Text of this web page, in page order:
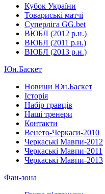
Кубок України
Товариські матчі
Суперліга GG.bet
ВЮБЛ (2012 р.н.)
ВЮБЛ (2011 р.н.)
ВЮБЛ (2013 р.н.)
Юн.Баскет
Новини Юн.Баскет
Історія
Набір гравців
Наші тренери
Контакти
Венето-Черкаси-2010
Черкаські Мавпи-2012
Черкаські Мавпи-2011
Черкаські Мавпи-2013
Фан-зона